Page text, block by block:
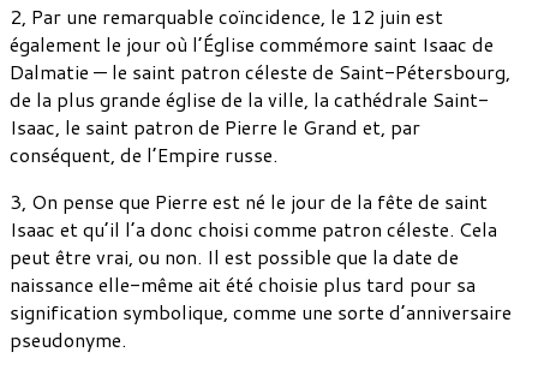
2, Par une remarquable coïncidence, le 12 juin est
également le jour où l’Église commémore saint Isaac de
Dalmatie — le saint patron céleste de Saint-Pétersbourg,
de la plus grande église de la ville, la cathédrale Saint-
Isaac, le saint patron de Pierre le Grand et, par
conséquent, de l’Empire russe.
3, On pense que Pierre est né le jour de la fête de saint
Isaac et qu’il l’a donc choisi comme patron céleste. Cela
peut être vrai, ou non. Il est possible que la date de
naissance elle-même ait été choisie plus tard pour sa
signification symbolique, comme une sorte d’anniversaire
pseudonyme.